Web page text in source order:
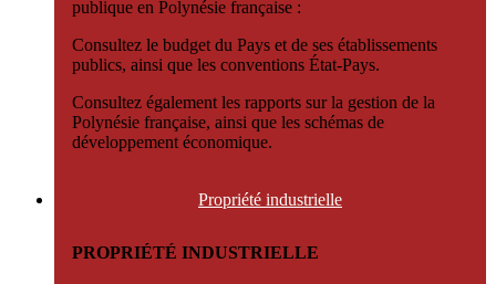
publique en Polynésie française :
Consultez le budget du Pays et de ses établissements
publics, ainsi que les conventions État-Pays.
Consultez également les rapports sur la gestion de la
Polynésie française, ainsi que les schémas de
développement économique.
Propriété industrielle
PROPRIÉTÉ INDUSTRIELLE